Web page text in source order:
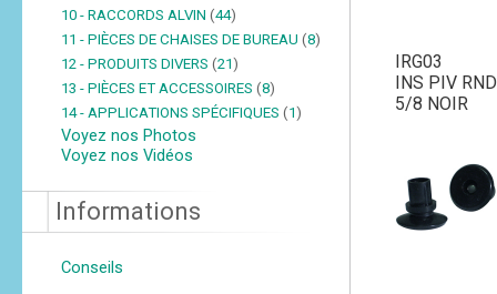
10 - RACCORDS ALVIN (44)
11 - PIÈCES DE CHAISES DE BUREAU (8)
12 - PRODUITS DIVERS (21)
13 - PIÈCES ET ACCESSOIRES (8)
14 - APPLICATIONS SPÉCIFIQUES (1)
Voyez nos Photos
Voyez nos Vidéos
Informations
Conseils
IRG03
INS PIV
5/8 NOIR